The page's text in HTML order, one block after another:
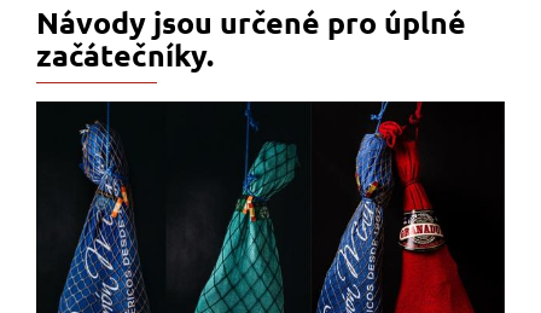
Návody jsou určené pro úplné
začátečníky.